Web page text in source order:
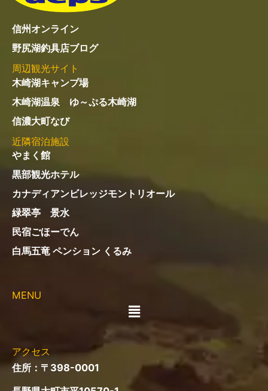
信州オンライン
野尻湖釣具店ブログ
周辺観光サイト
木崎湖キャンプ場
木崎湖温泉 ゆ～ぷる木崎湖
信濃大町なび
近隣宿泊施設
やまく館
黒部観光ホテル
カナディアンビレッジモントリオール
緑翠亭 景水
民宿ごほーでん
白馬五竜 ペンション くるみ
MENU
メ
ニ
ー
アクセス
住所：〒398-0001